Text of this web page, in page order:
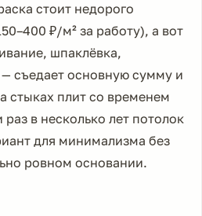
стоит недорого
₽/м² за работу), а вот
шпаклёвка,
съедает основную сумму и
стыках плит со временем
в несколько лет потолок
для минимализма без
ровном основании.